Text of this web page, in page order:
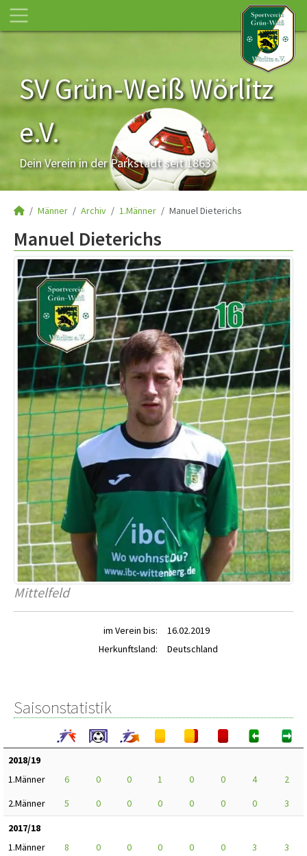
SV Grün-Weiß Wörlitz
e.V.
Dein Verein in der Parkstadt seit 1863
Männer Archiv 1.Männer Manuel Dieterichs
Manuel Dieterichs
Mittelfeld
im Verein bis:
16.02.2019
Herkunftsland:
Deutschland
Saisonstatistik
2018/19
1.Männer
6 0 0 1 0 0 4
2
2.Männer
5 0 0 0 0 0 0
3
2017/18
1.Männer
8 0 0 0 0 0 3
3